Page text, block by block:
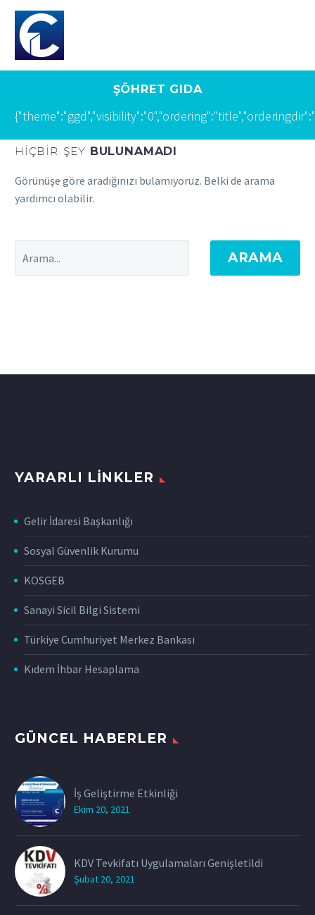
ŞÖHRET GIDA
HIÇBIR ŞEY BULUNAMADI
Görünüşe göre aradığınızı bulamıyoruz. Belki de arama
yardımcı olabilir.
ARAMA
YARARLI LINKLER
Gelir İdaresi Başkanlığı
Sosyal Güvenlik Kurumu
KOSGEB
Sanayi Sicil Bilgi Sistemi
Türkiye Cumhuriyet Merkez Bankası
Kıdem İhbar Hesaplama
GÜNCEL HABERLER
İş Geliştirme Etkinliği
Ekim 20, 2021
KDV Tevkifatı Uygulamaları Genişletildi
Şubat 20, 2021